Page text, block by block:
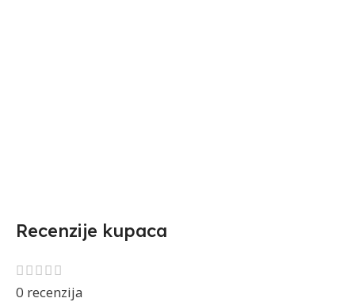
Recenzije kupaca
0 recenzija